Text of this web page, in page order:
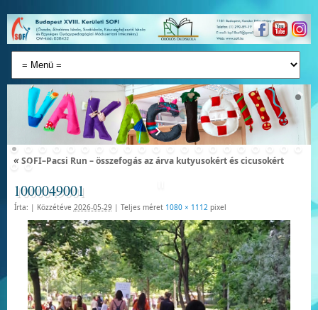
«SOFI–Pacsi Run – összefogás az árva kutyusokért és cicusokért
1000049001
Írta: | Közzétéve 2026-05-29 | Teljes méret 1080 × 1112pixel